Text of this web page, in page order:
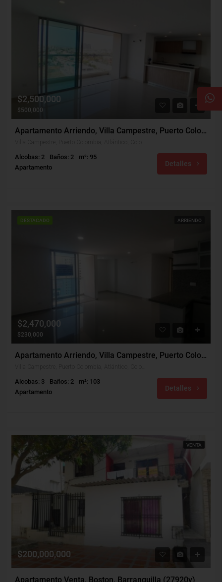
$2,500,000
$500,000
Apartamento Arriendo, Villa Campestre, Puerto Colombia (30448)
Alcobas: 2 Baños: 2
m²: 95
Apartamento
Detalles
DESTACADO ARRIENDO
$2,470,000
$230,000
Apartamento Arriendo, Villa Campestre, Puerto Colombia (29980)
Alcobas: 3 Baños: 2
m²: 103
Apartamento
Detalles
VENTA
$200,000,000
Apartamento Venta, Boston, Barranquilla (27920v)